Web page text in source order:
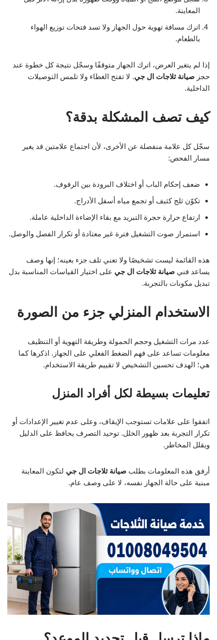
المعاينة.
اترك مسافة تهوية حول الجهاز ولا تسد فتحات توزيع الهواء
بالطعام.
إذا لم يتغير العرض، اترك الجهاز متوقفًا وسجّل نتيجة كل خطوة عند
حجز صيانة ثلاجات ال جي. لا تفتح الغطاء ولا تلمس التوصيلات
الداخلية.
كيف تصف المشكلة بدقة؟
سجّل كل علامة منفصلة عن الأخرى، لأن اجتماع علامتين قد يغير
مسار الفحص:
ضعف إحكام الباب أو اختلاف البرودة بين الرفوف.
تكوّن ثلج كثيف أو تجمع مياه أسفل الأدراج.
ارتفاع حرارة حجرة التبريد مع بقاء الإضاءة الداخلية عاملة.
استمرار صوت التشغيل فترة غير معتادة أو تكرار الفصل والوصل.
هذه القائمة ليست تشخيصًا ولا تعني تلف جزء بعينه؛ إنها وصف
يساعد فني صيانة ثلاجات ال جي على اختيار القياسات المناسبة بدل
تبديل مكونات بالتجربة.
الاستخدام المنزلي جزء من الصورة
عدد مرات التشغيل وحجم الحمولة وطريقة التهوية أو التنظيف
معلومات تساعد على فهم الضغط الفعلي على الجهاز. اذكرها كما
هي؛ الهدف تحسين التشخيص لا تقييم طريقة الاستخدام.
تعليمات بسيطة لكل أفراد المنزل
اتفقوا على علامات تستوجب الإيقاف، وعلى عدم تغيير الإعدادات أو
تكرار التجربة بعد ظهور الخلل. توحيد التصرف يحافظ على الدليل
ويقلل المخاطر.
أرفق هذه المعلومات بطلب صيانة ثلاجات ال جي لتكون المعاينة
مبنية على حالة الجهاز نفسه، لا على وصف عام.